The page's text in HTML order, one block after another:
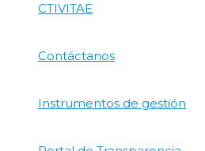
CTIVITAE
Contáctanos
Instrumentos de gestión